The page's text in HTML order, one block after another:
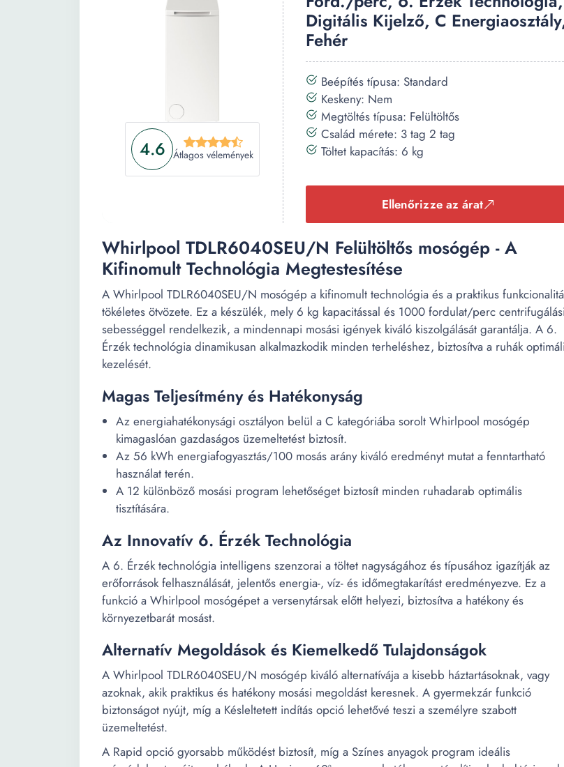
4.6 Átlagos vélemények
Digitális Kijelző, C
Fehér
Beépítés típusa: Standard
Keskeny: Nem
Megtöltés típusa: Felültöltős
Család mérete: 3 tag 2 tag
Töltet kapacítás: 6 kg
Ellenőrizze az árat
Whirlpool TDLR6040SEU/N Felültöltős mosógép - A
Kifinomult Technológia Megtestesítése
A Whirlpool TDLR6040SEU/N mosógép a kifinomult technológia és a praktikus
tökéletes ötvözete. Ez a készülék, mely 6 kg kapacitással és 1000 fordulat/perc centrifugálási
sebességgel rendelkezik, a mindennapi mosási igények kiváló kiszolgálását garantálja. A 6.
Érzék technológia dinamikusan alkalmazkodik minden terheléshez, biztosítva a ruhák
kezelését.
Magas Teljesítmény és Hatékonyság
Az energiahatékonysági osztályon belül a C kategóriába sorolt Whirlpool mosógép
kimagaslóan gazdaságos üzemeltetést biztosít.
Az 56 kWh energiafogyasztás/100 mosás arány kiváló eredményt mutat a fenntartható
használat terén.
A 12 különböző mosási program lehetőséget biztosít minden ruhadarab optimális
tisztítására.
Az Innovatív 6. Érzék Technológia
A 6. Érzék technológia intelligens szenzorai a töltet nagyságához és típusához igazítják az
erőforrások felhasználását, jelentős energia-, víz- és időmegtakarítást eredményezve. Ez a
funkció a Whirlpool mosógépet a versenytársak előtt helyezi, biztosítva a hatékony és
környezetbarát mosást.
Alternatív Megoldások és Kiemelkedő Tulajdonságok
A Whirlpool TDLR6040SEU/N mosógép kiváló alternatívája a kisebb háztartásoknak, vagy
azoknak, akik praktikus és hatékony mosási megoldást keresnek. A gyermekzár funkció
biztonságot nyújt, míg a Késleltetett indítás opció lehetővé teszi a személyre szabott
üzemeltetést.
A Rapid opció gyorsabb működést biztosít, míg a Színes anyagok program ideális